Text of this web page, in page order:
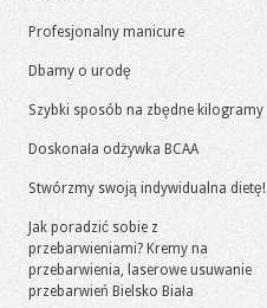
Profesjonalny manicure
Dbamy o urodę
Szybki sposób na zbędne kilogramy
Doskonała odżywka BCAA
Stwórzmy swoją indywidualna dietę!
Jak poradzić sobie z
przebarwieniami? Kremy na
przebarwienia, laserowe usuwanie
przebarwień Bielsko Biała